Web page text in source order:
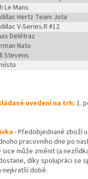
Le Mans
Hertz Team Jota
V-Series.R #12
Delétraz
Nato
Stevens
uvedení na trh: 1.
- Předobjednané zboží
pracovního dne po
může změnit (a
díky spolupráci se
nejkratší době.